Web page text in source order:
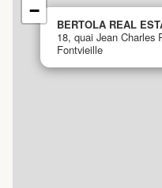
BERTOLA REAL
18, quai Jean Charles
Fontvieille
−